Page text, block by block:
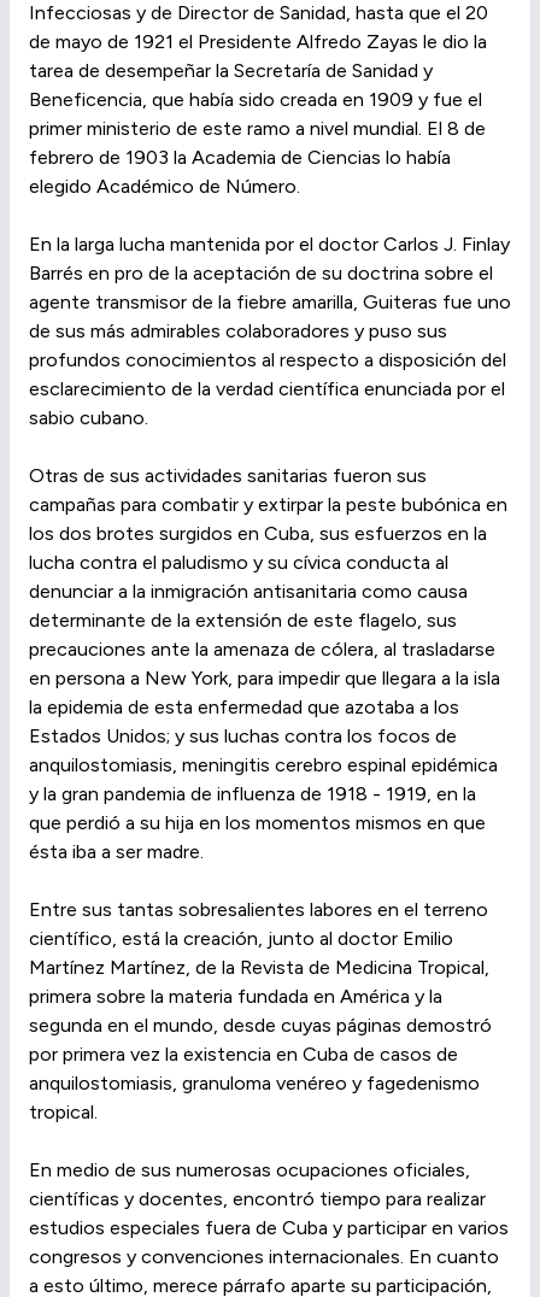
Infecciosas y de Director de Sanidad, hasta que el 20
de mayo de 1921 el Presidente Alfredo Zayas le dio la
tarea de desempeñar la Secretaría de Sanidad y
Beneficencia, que había sido creada en 1909 y fue el
primer ministerio de este ramo a nivel mundial. El 8 de
febrero de 1903 la Academia de Ciencias lo había
elegido Académico de Número.
En la larga lucha mantenida por el doctor Carlos J. Finlay
Barrés en pro de la aceptación de su doctrina sobre el
agente transmisor de la fiebre amarilla, Guiteras fue uno
de sus más admirables colaboradores y puso sus
profundos conocimientos al respecto a disposición del
esclarecimiento de la verdad científica enunciada por el
sabio cubano.
Otras de sus actividades sanitarias fueron sus
campañas para combatir y extirpar la peste bubónica en
los dos brotes surgidos en Cuba, sus esfuerzos en la
lucha contra el paludismo y su cívica conducta al
denunciar a la inmigración antisanitaria como causa
determinante de la extensión de este flagelo, sus
precauciones ante la amenaza de cólera, al trasladarse
en persona a New York, para impedir que llegara a la isla
la epidemia de esta enfermedad que azotaba a los
Estados Unidos; y sus luchas contra los focos de
anquilostomiasis, meningitis cerebro espinal epidémica
y la gran pandemia de influenza de 1918 - 1919, en la
que perdió a su hija en los momentos mismos en que
ésta iba a ser madre.
Entre sus tantas sobresalientes labores en el terreno
científico, está la creación, junto al doctor Emilio
Martínez Martínez, de la Revista de Medicina Tropical,
primera sobre la materia fundada en América y la
segunda en el mundo, desde cuyas páginas demostró
por primera vez la existencia en Cuba de casos de
anquilostomiasis, granuloma venéreo y fagedenismo
tropical.
En medio de sus numerosas ocupaciones oficiales,
científicas y docentes, encontró tiempo para realizar
estudios especiales fuera de Cuba y participar en varios
congresos y convenciones internacionales. En cuanto
a esto último, merece párrafo aparte su participación,